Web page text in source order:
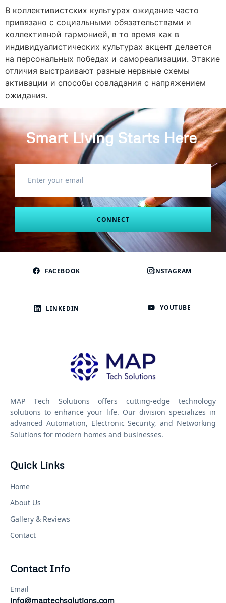
В коллективистских культурах ожидание часто
привязано с социальными обязательствами и
коллективной гармонией, в то время как в
индивидуалистических культурах акцент делается
на персональных победах и самореализации. Этакие
отличия выстраивают разные нервные схемы
активации и способы совладания с напряжением
ожидания.
Smart Living Starts Here.
CONNECT
FACEBOOK INSTAGRAM
LINKEDIN YOUTUBE
MAP Tech Solutions offers cutting-edge technology
solutions to enhance your life. Our division specializes in
advanced Automation, Electronic Security, and Networking
Solutions for modern homes and businesses.
Quick Links
Home
About Us
Gallery & Reviews
Contact
Contact Info
Email
info@maptechsolutions.com